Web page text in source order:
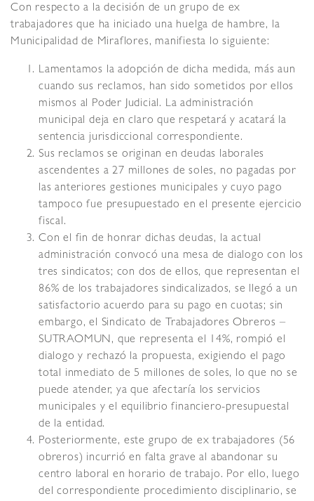
Con respecto a la decisión de un grupo de ex
trabajadores que ha iniciado una huelga de hambre, la
Municipalidad de Miraflores, manifiesta lo siguiente:
Lamentamos la adopción de dicha medida, más aun
cuando sus reclamos, han sido sometidos por ellos
mismos al Poder Judicial. La administración
municipal deja en claro que respetará y acatará la
sentencia jurisdiccional correspondiente.
Sus reclamos se originan en deudas laborales
ascendentes a 27 millones de soles, no pagadas por
las anteriores gestiones municipales y cuyo pago
tampoco fue presupuestado en el presente ejercicio
fiscal.
Con el fin de honrar dichas deudas, la actual
administración convocó una mesa de dialogo con los
tres sindicatos; con dos de ellos, que representan el
86% de los trabajadores sindicalizados, se llegó a un
satisfactorio acuerdo para su pago en cuotas; sin
embargo, el Sindicato de Trabajadores Obreros –
SUTRAOMUN, que representa el 14%, rompió el
dialogo y rechazó la propuesta, exigiendo el pago
total inmediato de 5 millones de soles, lo que no se
puede atender, ya que afectaría los servicios
municipales y el equilibrio financiero-presupuestal
de la entidad.
Posteriormente, este grupo de ex trabajadores (56
obreros) incurrió en falta grave al abandonar su
centro laboral en horario de trabajo. Por ello, luego
del correspondiente procedimiento disciplinario, se